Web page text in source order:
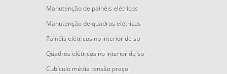
Manutenção de painéis elétricos
Manutenção de quadros elétricos
Painéis elétricos no interior de sp
Quadros elétricos no interior de sp
Cubículo média tensão preço